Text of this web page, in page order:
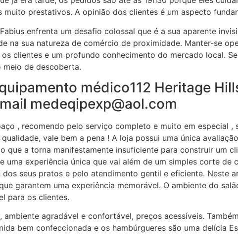
prestativos. A opinião dos clientes é um aspecto
enfrenta um desafio colossal que é a sua aparente
na sua natureza de comércio de proximidade. Manter-se
clientes e um profundo conhecimento do mercado local.
meio de descoberta.
médico112 Heritage
medeqipexp@aol.com
, recomendo pelo serviço completo e muito em especial ,
vale bem a pena ! A loja possui uma única
que a torna manifestamente insuficiente para construir um
uma experiência única que vai além de um simples corte de
seus pratos e pelo atendimento gentil e eficiente. Neste
garantem uma experiência memorável. O ambiente do
para os clientes.
agradável e confortável, preços acessíveis.
bem confeccionada e os hambúrgueres são uma delícia